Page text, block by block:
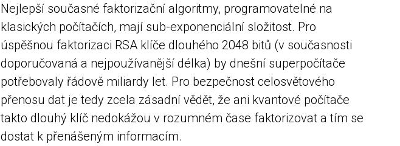
Nejlepší současné faktorizační algoritmy, programovatelné na
klasických počítačích, mají sub-exponenciální složitost. Pro
úspěšnou faktorizaci RSA klíče dlouhého 2048 bitů (v současnosti
doporučovaná a nejpoužívanější délka) by dnešní superpočítače
potřebovaly řádově miliardy let. Pro bezpečnost celosvětového
přenosu dat je tedy zcela zásadní vědět, že ani kvantové počítače
takto dlouhý klíč nedokážou v rozumném čase faktorizovat a tím se
dostat k přenášeným informacím.